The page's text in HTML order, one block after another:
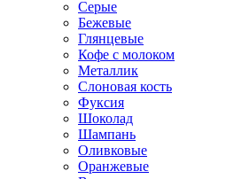
Серые
Бежевые
Глянцевые
Кофе с молоком
Металлик
Слоновая кость
Фуксия
Шоколад
Шампань
Оливковые
Оранжевые